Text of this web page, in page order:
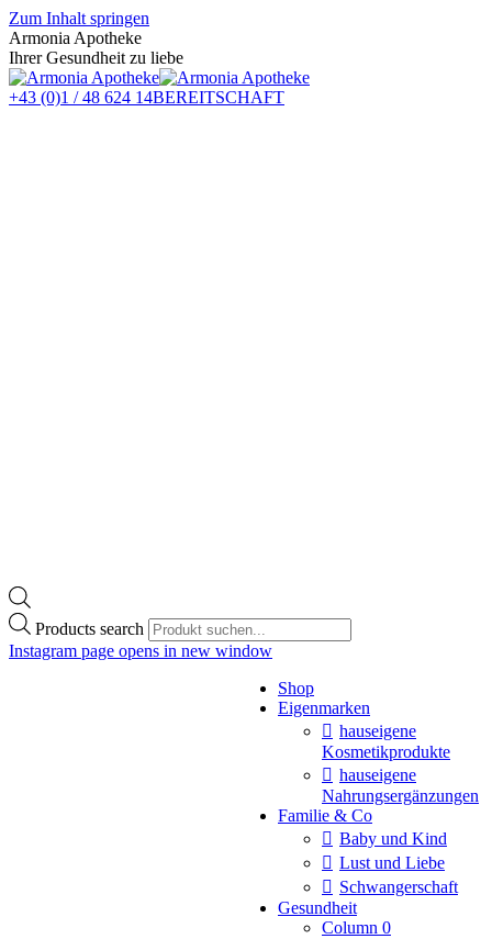
Zum Inhalt springen
Armonia Apotheke
Ihrer Gesundheit zu liebe
+43 (0)1 / 48 624 14BEREITSCHAFT
Products search
Instagram page opens in new window
Shop
Eigenmarken
hauseigene
Kosmetikprodukte
hauseigene
Nahrungsergänzungen
Familie & Co
Baby und Kind
Lust und Liebe
Schwangerschaft
Gesundheit
Column 0